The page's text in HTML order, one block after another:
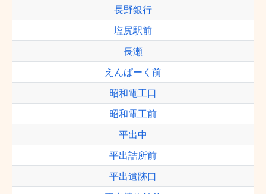
長野銀行
塩尻駅前
長瀬
えんぱーく前
昭和電工口
昭和電工前
平出中
平出詰所前
平出遺跡口